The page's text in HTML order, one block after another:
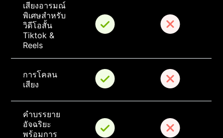
เสียงอารมณ์
พิเศษสำหรับ
วิดีโอสั้น
Tiktok &
Reels
การโคลน
เสียง
คำบรรยาย
อัจฉริยะ
พร้อมการ